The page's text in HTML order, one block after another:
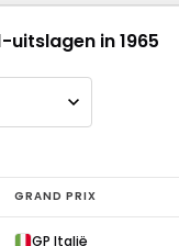
uitslagen in 1965
GRAND PRIX
GP Italië